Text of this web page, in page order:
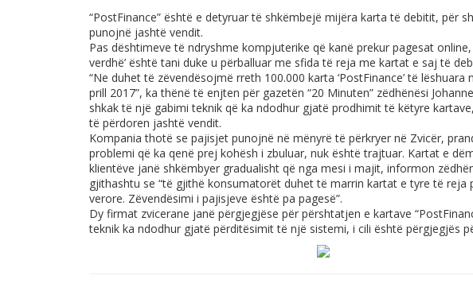
“PostFinance” është e detyruar të shkëmbejë mijëra karta të debitit, për
punojnë jashtë vendit.
Pas dështimeve të ndryshme kompjuterike që kanë prekur pagesat online,
verdhë’ është tani duke u përballuar me sfida të reja me kartat e saj të
“Ne duhet të zëvendësojmë rreth 100.000 karta ‘PostFinance’ të lëshuara
prill 2017”, ka thënë të enjten për gazetën “20 Minuten” zëdhënësi
shkak të një gabimi teknik që ka ndodhur gjatë prodhimit të këtyre
të përdoren jashtë vendit.
Kompania thotë se pajisjet punojnë në mënyrë të përkryer në Zvicër,
problemi që ka qenë prej kohësh i zbuluar, nuk është trajtuar. Kartat e
klientëve janë shkëmbyer gradualisht që nga mesi i majit, informon
gjithashtu se “të gjithë konsumatorët duhet të marrin kartat e tyre të reja
verore. Zëvendësimi i pajisjeve është pa pagesë”.
Dy firmat zvicerane janë përgjegjëse për përshtatjen e kartave
teknik ka ndodhur gjatë përditësimit të një sistemi, i cili është përgjegjës